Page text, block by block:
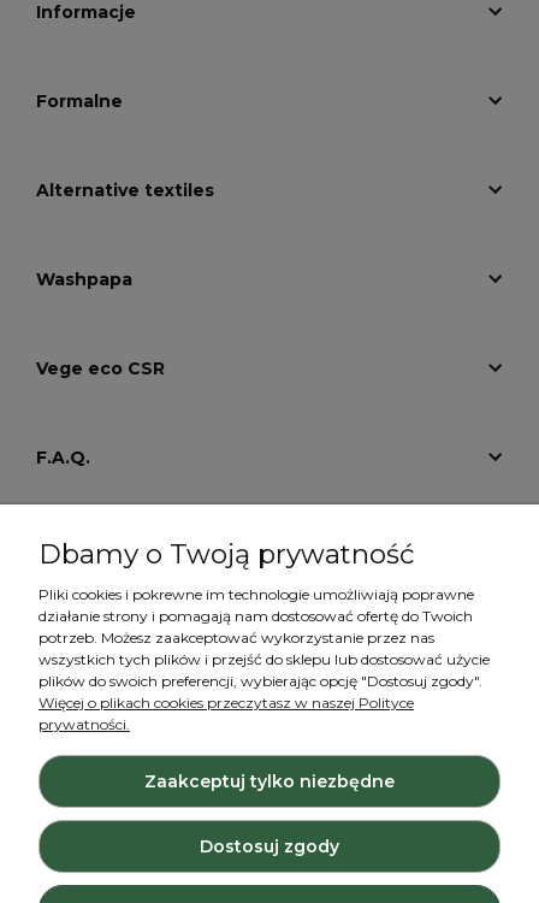
Informacje
Formalne
Alternative textiles
Washpapa
Vege eco CSR
F.A.Q.
Tutoriale
Konto
Projekt i wykonanie:Ecommercy.pl
Pokaż pełną wersję strony
Dbamy o Twoją prywatność
Pliki cookies i pokrewne im technologie umożliwiają poprawne
działanie strony i pomagają nam dostosować ofertę do Twoich
potrzeb. Możesz zaakceptować wykorzystanie przez nas
wszystkich tych plików i przejść do sklepu lub dostosować użycie
plików do swoich preferencji, wybierając opcję "Dostosuj zgody".
Więcej o plikach cookies przeczytasz w naszej Polityce
prywatności.
Zaakceptuj tylko niezbędne
Dostosuj zgody